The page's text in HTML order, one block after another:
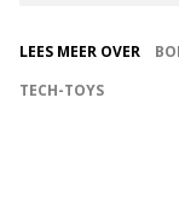
LEES MEER OVER
TECH-TOYS